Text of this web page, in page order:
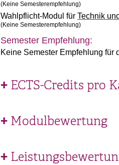
(Keine Semesterempfehlung)
Wahlpflicht-Modul für Technik
(Keine Semesterempfehlung)
Semester Empfehlung:
Keine Semester Empfehlung für
ECTS-Credits pro
Modulbewertung